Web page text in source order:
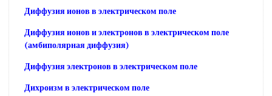
Диффузия ионов в электрическом поле
Диффузия ионов и электронов в электрическом поле
(амбиполярная диффузия)
Диффузия электронов в электрическом поле
Дихроизм в электрическом поле